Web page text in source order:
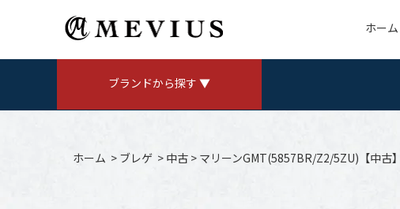
ホーム
ブランドから探す ▼
ロレックス オメガ
ホーム > ブレゲ > 中古 > マリーンGMT(5857BR/Z2/5ZU)【中古】